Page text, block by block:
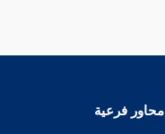
محاور فرعية